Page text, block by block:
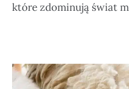
które zdominują świat